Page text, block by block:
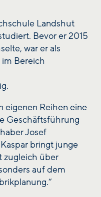
Landshut
Bevor er 2015
war er als
Bereich
eigenen Reihen eine
Geschäftsführung
Josef
bringt junge
zugleich über
auf dem